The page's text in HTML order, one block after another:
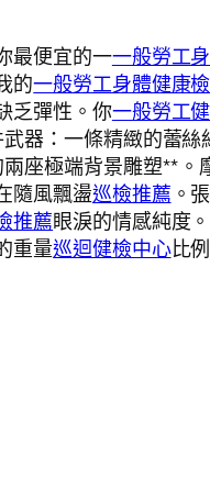
最便宜的一一般勞工
的一般勞工身體健康
乏彈性。你一般勞工
器：一條精緻的蕾絲
座極端背景雕塑**。
隨風飄盪巡檢推薦 。
推薦眼淚的情感純度
重量巡迴健檢中心比